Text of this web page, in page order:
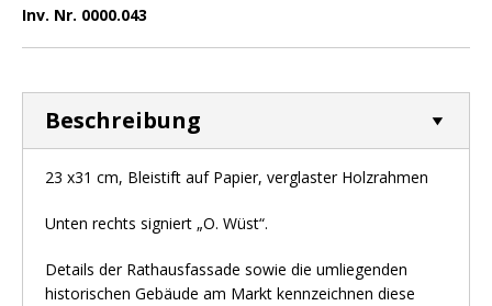
Inv. Nr. 0000.043
Beschreibung
23 x31 cm, Bleistift auf Papier, verglaster Holzrahmen
Unten rechts signiert „O. Wüst“.
Details der Rathausfassade sowie die umliegenden
historischen Gebäude am Markt kennzeichnen diese